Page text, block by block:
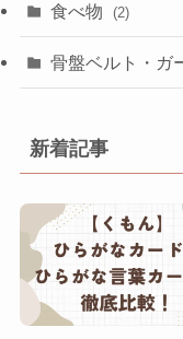
食べ物 (2)
骨盤ベルト・ガ
新着記事